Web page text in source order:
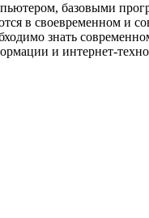
базовыми
в своевременном и
знать
и интернет-